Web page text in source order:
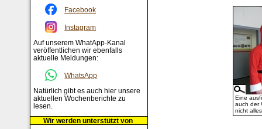
Eine
auch der
nicht
Facebook
Instagram
Auf unserem WhatApp-Kanal
veröffentlichen wir ebenfalls
aktuelle Meldungen:
WhatsApp
Natürlich gibt es auch hier unsere
aktuellen Wochenberichte zu
lesen.
Wir werden unterstützt von